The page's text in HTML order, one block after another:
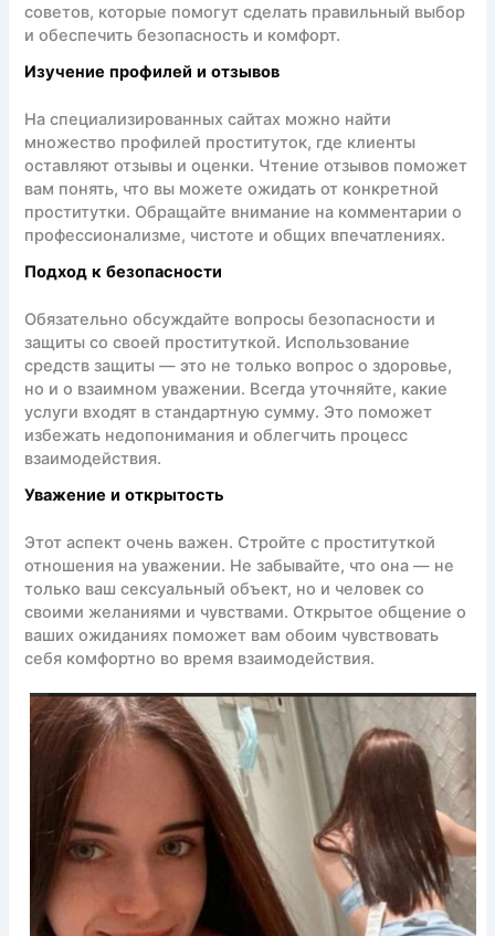
советов, которые помогут сделать правильный выбор
и обеспечить безопасность и комфорт.
Изучение профилей и отзывов
На специализированных сайтах можно найти
множество профилей проституток, где клиенты
оставляют отзывы и оценки. Чтение отзывов поможет
вам понять, что вы можете ожидать от конкретной
проститутки. Обращайте внимание на комментарии о
профессионализме, чистоте и общих впечатлениях.
Подход к безопасности
Обязательно обсуждайте вопросы безопасности и
защиты со своей проституткой. Использование
средств защиты — это не только вопрос о здоровье,
но и о взаимном уважении. Всегда уточняйте, какие
услуги входят в стандартную сумму. Это поможет
избежать недопонимания и облегчить процесс
взаимодействия.
Уважение и открытость
Этот аспект очень важен. Стройте с проституткой
отношения на уважении. Не забывайте, что она — не
только ваш сексуальный объект, но и человек со
своими желаниями и чувствами. Открытое общение о
ваших ожиданиях поможет вам обоим чувствовать
себя комфортно во время взаимодействия.